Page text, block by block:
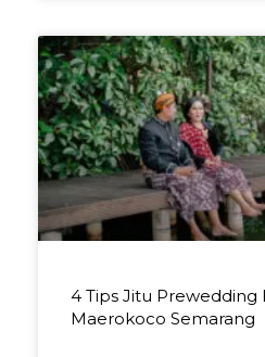
4 Tips Jitu Prewedding
Maerokoco Semarang